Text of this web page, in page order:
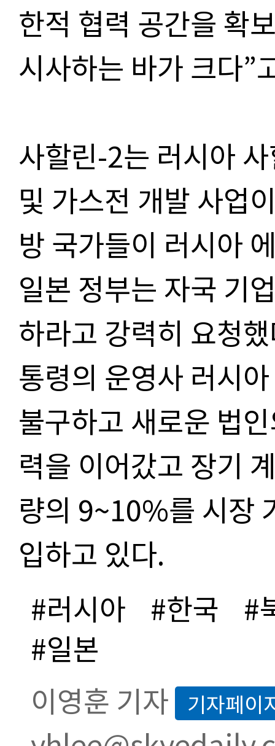
한적 협력 공간을 확
시사하는 바가 크다”
사할린-2는 러시아
및 가스전 개발 사업
방 국가들이 러시아
일본 정부는 자국 기
하라고 강력히 요청
통령의 운영사 러시
불구하고 새로운 법
력을 이어갔고 장기
량의 9~10%를 시장
입하고 있다.
#러시아 #한국
#
#일본
이영훈 기자
기자페이